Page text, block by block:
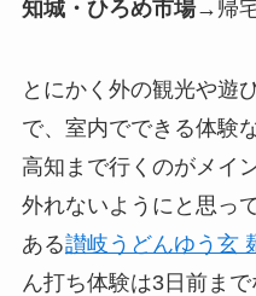
知城・ひろめ市場→帰
とにかく外の観光や遊
で、室内でできる体験
高知まで行くのがメイ
外れないようにと思っ
ある讃岐うどんゆう玄
ん打ち体験は3日前ま